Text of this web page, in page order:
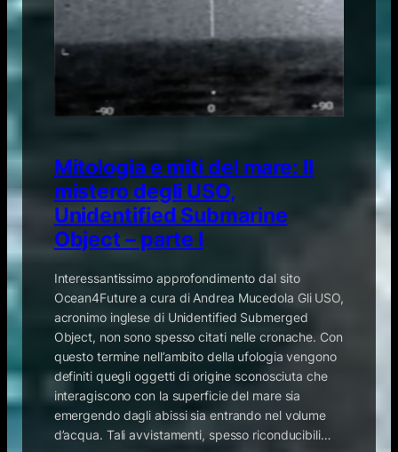
Mitologia e miti del mare: Il
mistero degli USO,
Unidentified Submarine
Object – parte I
Interessantissimo approfondimento dal sito
Ocean4Future a cura di Andrea Mucedola Gli USO,
acronimo inglese di Unidentified Submerged
Object, non sono spesso citati nelle cronache. Con
questo termine nell’ambito della ufologia vengono
definiti quegli oggetti di origine sconosciuta che
interagiscono con la superficie del mare sia
emergendo dagli abissi sia entrando nel volume
d’acqua. Tali avvistamenti, spesso riconducibili…